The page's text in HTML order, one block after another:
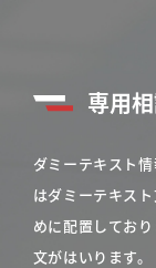
専用
ダミーテキスト
はダミーテキス
めに配置してお
文がはいります。